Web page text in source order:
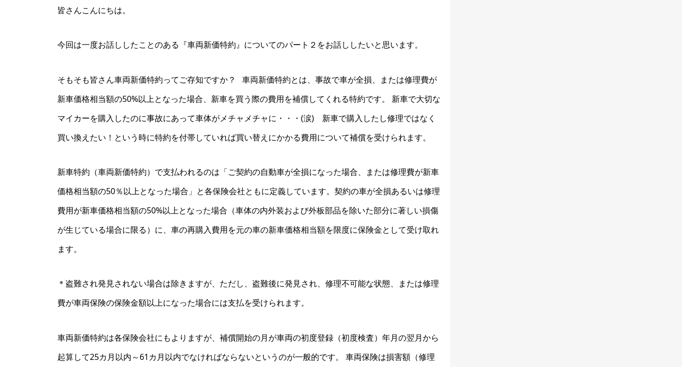
皆さんこんにちは。
今回は一度お話ししたことのある『車両新価特約』についてのパート２をお話ししたいと思います。
そもそも皆さん車両新価特約ってご存知ですか？ 車両新価特約とは、事故で車が全損、または修理費が
新車価格相当額の50%以上となった場合、新車を買う際の費用を補償してくれる特約です。 新車で大切な
マイカーを購入したのに事故にあって車体がメチャメチャに・・・(涙) 新車で購入したし修理ではなく
買い換えたい！という時に特約を付帯していれば買い替えにかかる費用について補償を受けられます。
新車特約（車両新価特約）で支払われるのは「ご契約の自動車が全損になった場合、または修理費が新車
価格相当額の50％以上となった場合」と各保険会社ともに定義しています。契約の車が全損あるいは修理
費用が新車価格相当額の50%以上となった場合（車体の内外装および外板部品を除いた部分に著しい損傷
が生じている場合に限る）に、車の再購入費用を元の車の新車価格相当額を限度に保険金として受け取れ
ます。
＊盗難され発見されない場合は除きますが、ただし、盗難後に発見され、修理不可能な状態、または修理
費が車両保険の保険金額以上になった場合には支払を受けられます。
車両新価特約は各保険会社にもよりますが、補償開始の月が車両の初度登録（初度検査）年月の翌月から
起算して25カ月以内～61カ月以内でなければならないというのが一般的です。 車両保険は損害額（修理